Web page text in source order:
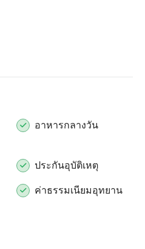
อาหารกลางวัน
ประกันอุบัติเหตุ
ค่าธรรมเนียมอุทยาน